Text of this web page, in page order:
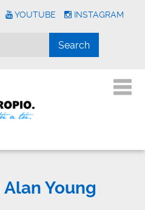
YOUTUBE INSTAGRAM
Alan Young